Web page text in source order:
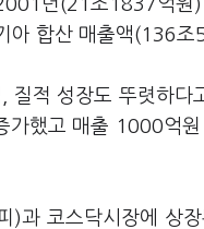
년(21조1837억원
아 합산 매출액(136
질적 성장도 뚜렷하
가했고 매출 1000억
)과 코스닥시장에 상